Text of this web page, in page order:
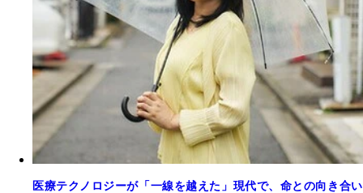
医療テクノロジーが「一線を越えた」現代で、命との向き合い